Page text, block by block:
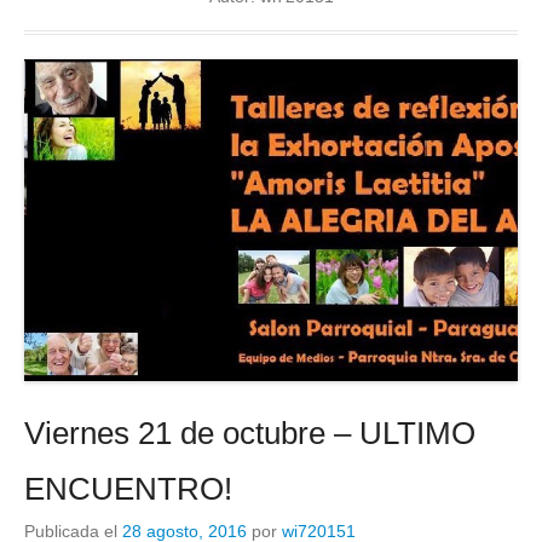
Viernes 21 de octubre – ULTIMO
ENCUENTRO!
Publicada el 28 agosto, 2016 por wi720151